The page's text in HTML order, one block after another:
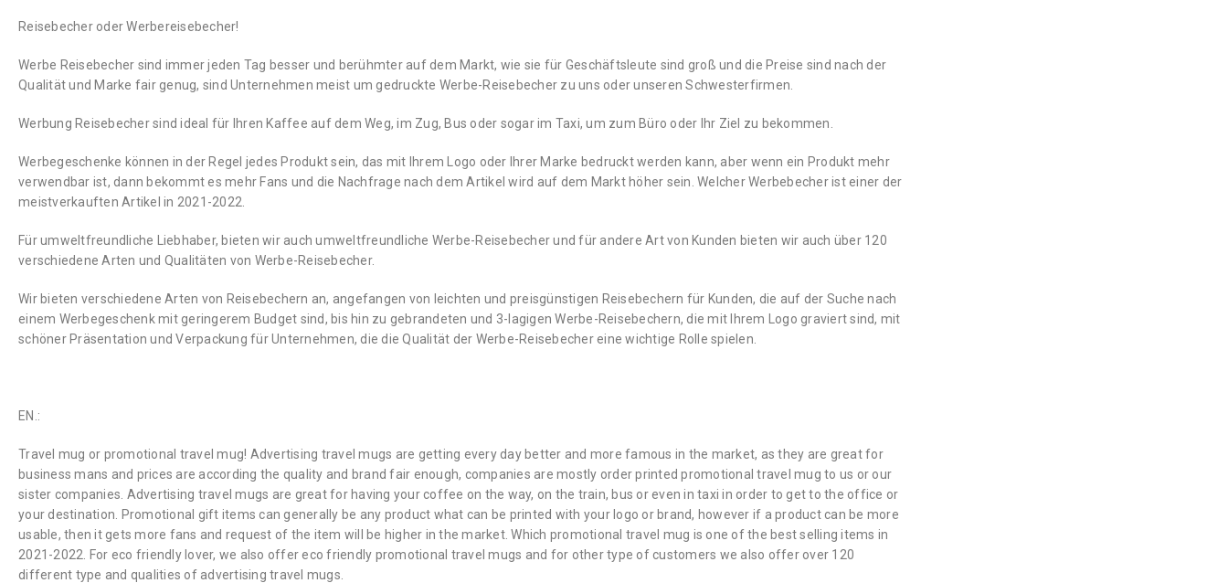
Reisebecher oder Werbereisebecher!
Werbe Reisebecher sind immer jeden Tag besser und berühmter auf dem Markt, wie sie für Geschäftsleute sind groß und die Preise sind nach der
Qualität und Marke fair genug, sind Unternehmen meist um gedruckte Werbe-Reisebecher zu uns oder unseren Schwesterfirmen.
Werbung Reisebecher sind ideal für Ihren Kaffee auf dem Weg, im Zug, Bus oder sogar im Taxi, um zum Büro oder Ihr Ziel zu bekommen.
Werbegeschenke können in der Regel jedes Produkt sein, das mit Ihrem Logo oder Ihrer Marke bedruckt werden kann, aber wenn ein Produkt mehr
verwendbar ist, dann bekommt es mehr Fans und die Nachfrage nach dem Artikel wird auf dem Markt höher sein. Welcher Werbebecher ist einer der
meistverkauften Artikel in 2021-2022.
Für umweltfreundliche Liebhaber, bieten wir auch umweltfreundliche Werbe-Reisebecher und für andere Art von Kunden bieten wir auch über 120
verschiedene Arten und Qualitäten von Werbe-Reisebecher.
Wir bieten verschiedene Arten von Reisebechern an, angefangen von leichten und preisgünstigen Reisebechern für Kunden, die auf der Suche nach
einem Werbegeschenk mit geringerem Budget sind, bis hin zu gebrandeten und 3-lagigen Werbe-Reisebechern, die mit Ihrem Logo graviert sind, mit
schöner Präsentation und Verpackung für Unternehmen, die die Qualität der Werbe-Reisebecher eine wichtige Rolle spielen.
EN.:
Travel mug or promotional travel mug! Advertising travel mugs are getting every day better and more famous in the market, as they are great for
business mans and prices are according the quality and brand fair enough, companies are mostly order printed promotional travel mug to us or our
sister companies. Advertising travel mugs are great for having your coffee on the way, on the train, bus or even in taxi in order to get to the office or
your destination. Promotional gift items can generally be any product what can be printed with your logo or brand, however if a product can be more
usable, then it gets more fans and request of the item will be higher in the market.Which promotional travel mug is one of the best selling items in
2021-2022. For eco friendly lover, we also offer eco friendly promotional travel mugs and for other type of customers we also offer over 120
different type and qualities of advertising travel mugs.